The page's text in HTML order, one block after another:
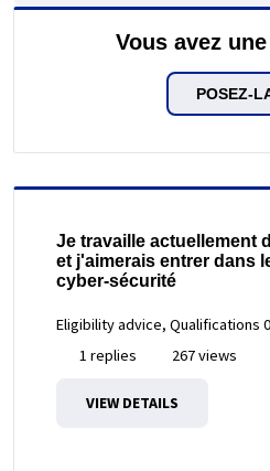
Vous avez
POSEZ-
Je travaille actuellement
et j'aimerais entrer dans
cyber-sécurité
Eligibility advice, Qualifications
1 replies
267 views
VIEW DETAILS